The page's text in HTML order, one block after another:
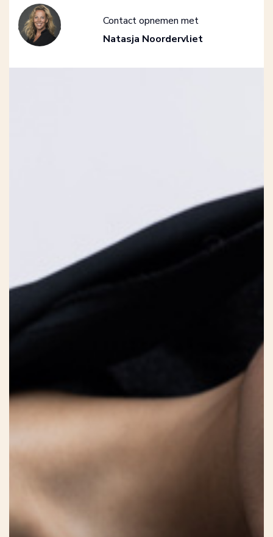
Contact opnemen met
Natasja Noordervliet